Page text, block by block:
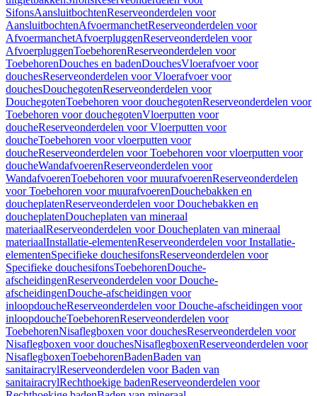
SifonsAansluitbochtenReserveonderdelen voor
AansluitbochtenAfvoermanchetReserveonderdelen voor
AfvoermanchetAfvoerpluggenReserveonderdelen voor
AfvoerpluggenToebehorenReserveonderdelen voor
ToebehorenDouches en badenDouchesVloerafvoer voor
douchesReserveonderdelen voor Vloerafvoer voor
douchesDouchegotenReserveonderdelen voor
DouchegotenToebehoren voor douchegotenReserveonderdelen voor
Toebehoren voor douchegotenVloerputten voor
doucheReserveonderdelen voor Vloerputten voor
doucheToebehoren voor vloerputten voor
doucheReserveonderdelen voor Toebehoren voor vloerputten voor
doucheWandafvoerenReserveonderdelen voor
WandafvoerenToebehoren voor muurafvoerenReserveonderdelen
voor Toebehoren voor muurafvoerenDouchebakken en
doucheplatenReserveonderdelen voor Douchebakken en
doucheplatenDoucheplaten van mineraal
materiaalReserveonderdelen voor Doucheplaten van mineraal
materiaalInstallatie-elementenReserveonderdelen voor Installatie-
elementenSpecifieke douchesifonsReserveonderdelen voor
Specifieke douchesifonsToebehorenDouche-
afscheidingenReserveonderdelen voor Douche-
afscheidingenDouche-afscheidingen voor
inloopdoucheReserveonderdelen voor Douche-afscheidingen voor
inloopdoucheToebehorenReserveonderdelen voor
ToebehorenNisaflegboxen voor douchesReserveonderdelen voor
Nisaflegboxen voor douchesNisaflegboxenReserveonderdelen voor
NisaflegboxenToebehorenBadenBaden van
sanitairacrylReserveonderdelen voor Baden van
sanitairacrylRechthoekige badenReserveonderdelen voor